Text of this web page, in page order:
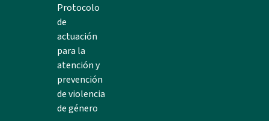
Protocolo
de
actuación
para la
atención y
prevención
de violencia
de género